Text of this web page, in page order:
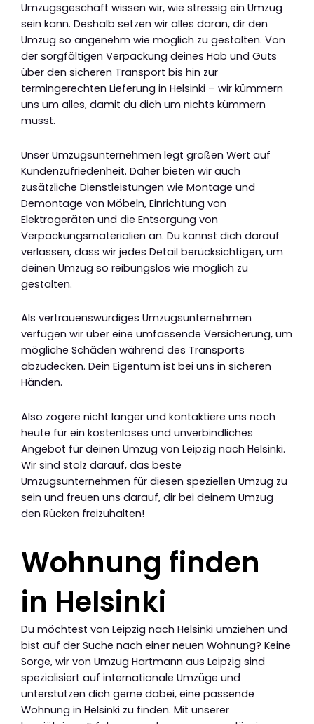
Umzugsgeschäft wissen wir, wie stressig ein Umzug
sein kann. Deshalb setzen wir alles daran, dir den
Umzug so angenehm wie möglich zu gestalten. Von
der sorgfältigen Verpackung deines Hab und Guts
über den sicheren Transport bis hin zur
termingerechten Lieferung in Helsinki – wir kümmern
uns um alles, damit du dich um nichts kümmern
musst.
Unser Umzugsunternehmen legt großen Wert auf
Kundenzufriedenheit. Daher bieten wir auch
zusätzliche Dienstleistungen wie Montage und
Demontage von Möbeln, Einrichtung von
Elektrogeräten und die Entsorgung von
Verpackungsmaterialien an. Du kannst dich darauf
verlassen, dass wir jedes Detail berücksichtigen, um
deinen Umzug so reibungslos wie möglich zu
gestalten.
Als vertrauenswürdiges Umzugsunternehmen
verfügen wir über eine umfassende Versicherung, um
mögliche Schäden während des Transports
abzudecken. Dein Eigentum ist bei uns in sicheren
Händen.
Also zögere nicht länger und kontaktiere uns noch
heute für ein kostenloses und unverbindliches
Angebot für deinen Umzug von Leipzig nach Helsinki.
Wir sind stolz darauf, das beste
Umzugsunternehmen für diesen speziellen Umzug zu
sein und freuen uns darauf, dir bei deinem Umzug
den Rücken freizuhalten!
Wohnung finden
in Helsinki
Du möchtest von Leipzig nach Helsinki umziehen und
bist auf der Suche nach einer neuen Wohnung? Keine
Sorge, wir von Umzug Hartmann aus Leipzig sind
spezialisiert auf internationale Umzüge und
unterstützen dich gerne dabei, eine passende
Wohnung in Helsinki zu finden. Mit unserer